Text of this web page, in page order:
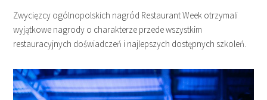
Zwycięzcy ogólnopolskich nagród Restaurant Week otrzymali
wyjątkowe nagrody o charakterze przede wszystkim
restauracyjnych doświadczeń i najlepszych dostępnych szkoleń.